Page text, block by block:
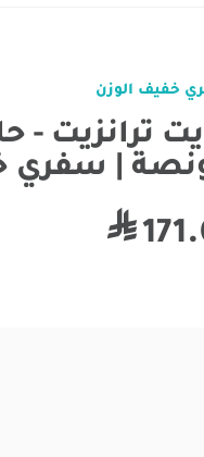
ترانزيت -